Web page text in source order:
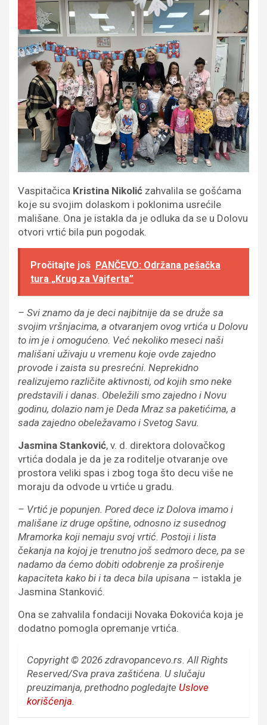
Vaspitačica Kristina Nikolić zahvalila se gošćama
koje su svojim dolaskom i poklonima usrećile
mališane. Ona je istakla da je odluka da se u Dolovu
otvori vrtić bila pun pogodak.
Pročitajte još PANČEVO: Održana pešačka
tura „Krug za Vajferta”
– Svi znamo da je deci najbitnije da se druže sa
svojim vršnjacima, a otvaranjem ovog vrtića u Dolovu
to im je i omogućeno. Već nekoliko meseci naši
mališani uživaju u vremenu koje ovde zajedno
provode i zaista su presrećni. Neprekidno
realizujemo različite aktivnosti, od kojih smo neke
predstavili i danas. Obeležili smo zajedno i Novu
godinu, dolazio nam je Deda Mraz sa paketićima, a
sada zajedno obeležavamo i Svetog Savu.
Jasmina Stanković, v. d. direktora dolovačkog
vrtića dodala je da je za roditelje otvaranje ove
prostora veliki spas i zbog toga što decu više ne
moraju da odvode u vrtiće u gradu.
– Vrtić je popunjen. Pored dece iz Dolova imamo i
mališane iz druge opštine, odnosno iz susednog
Mramorka koji nemaju svoj vrtić. Postoji i lista
čekanja na kojoj je trenutno još sedmoro dece, pa se
nadamo da ćemo dobiti odobrenje za proširenje
kapaciteta kako bi i ta deca bila upisana – istakla je
Jasmina Stanković.
Ona se zahvalila fondaciji Novaka Đokovića koja je
dodatno pomogla opremanje vrtića.
Copyright © 2026 zdravopancevo.rs. All Rights
Reserved/Sva prava zaštićena. U slučaju
preuzimanja, prethodno pogledajte Uslove
korišćenja.